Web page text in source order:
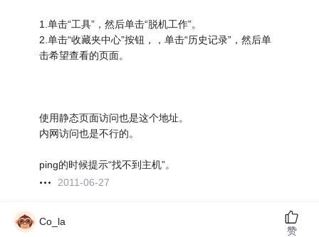
1.单击“工具”，然后单击“脱机工作”。
2.单击“收藏夹中心”按钮，，单击“历史记录”，然后单
击希望查看的页面。
使用静态页面访问也是这个地址。
内网访问也是不行的。
ping的时候提示“找不到主机”。
2011-06-27
Co_la
赞